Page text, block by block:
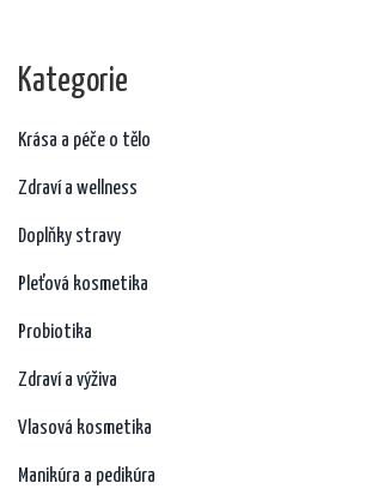
Kategorie
Krása a péče o tělo
Zdraví a wellness
Doplňky stravy
Pleťová kosmetika
Probiotika
Zdraví a výživa
Vlasová kosmetika
Manikúra a pedikúra